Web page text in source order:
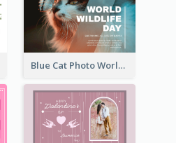
Blue Cat Photo World Wildlife Day Greeting Card